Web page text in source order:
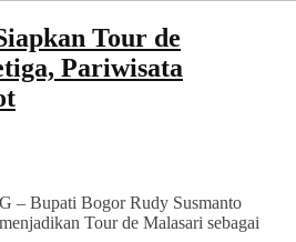
Tour de
Pariwisata
– Bupati Bogor Rudy Susmanto
Tour de Malasari sebagai